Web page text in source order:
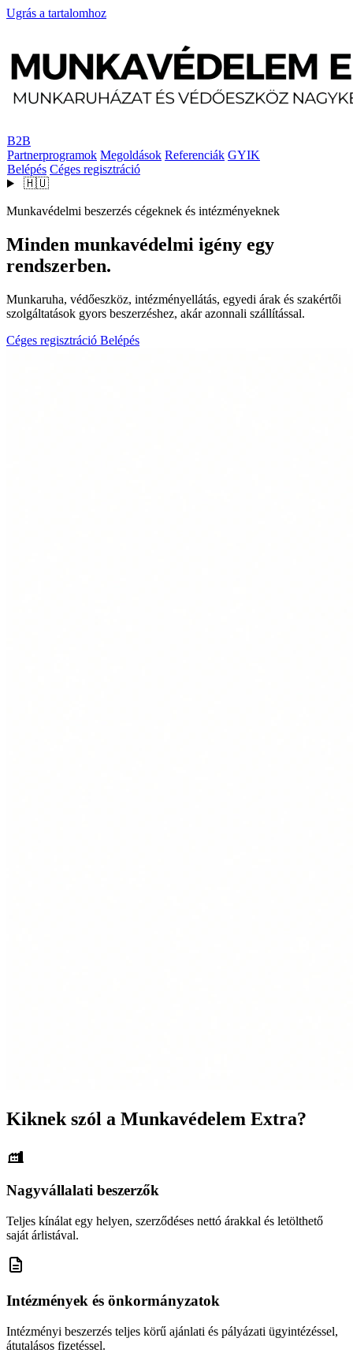
Ugrás a tartalomhoz
B2B
Partnerprogramok Megoldások Referenciák GYIK
Belépés Céges regisztráció
🇭🇺
Munkavédelmi beszerzés cégeknek és intézményeknek
Minden munkavédelmi igény egy
rendszerben.
Munkaruha, védőeszköz, intézményellátás, egyedi árak és szakértői
szolgáltatások gyors beszerzéshez, akár azonnali szállítással.
Céges regisztráció Belépés
Kiknek szól a Munkavédelem Extra?
Nagyvállalati beszerzők
Teljes kínálat egy helyen, szerződéses nettó árakkal és letölthető
saját árlistával.
Intézmények és önkormányzatok
Intézményi beszerzés teljes körű ajánlati és pályázati ügyintézéssel,
átutalásos fizetéssel.